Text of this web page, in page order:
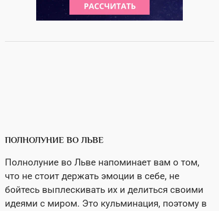
ПОЛНОЛУНИЕ ВО ЛЬВЕ
Полнолуние во Льве напоминает вам о том,
что не стоит держать эмоции в себе, не
бойтесь выплескивать их и делиться своими
идеями с миром. Это кульминация, поэтому в